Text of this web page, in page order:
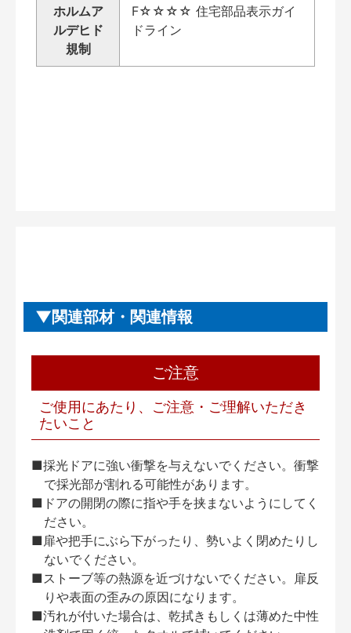
ホルムア
ルデヒド
規制
F☆☆☆☆ 住宅部品表示ガイ
ドライン
関連部材・関連情報
ご注意
ご使用にあたり、ご注意・ご理解いただき
たいこと
■採光ドアに強い衝撃を与えないでください。衝撃
で採光部が割れる可能性があります。
■ドアの開閉の際に指や手を挟まないようにしてく
ださい。
■扉や把手にぶら下がったり、勢いよく閉めたりし
ないでください。
■ストーブ等の熱源を近づけないでください。扉反
りや表面の歪みの原因になります。
■汚れが付いた場合は、乾拭きもしくは薄めた中性